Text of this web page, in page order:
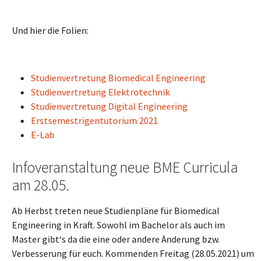
Und hier die Folien:
Studienvertretung Biomedical Engineering
Studienvertretung Elektrotechnik
Studienvertretung Digital Engineering
Erstsemestrigentutorium 2021
E-Lab
Infoveranstaltung neue BME Curricula
am 28.05.
Ab Herbst treten neue Studienpläne für Biomedical
Engineering in Kraft. Sowohl im Bachelor als auch im
Master gibt‘s da die eine oder andere Änderung bzw.
Verbesserung für euch. Kommenden Freitag (28.05.2021) um